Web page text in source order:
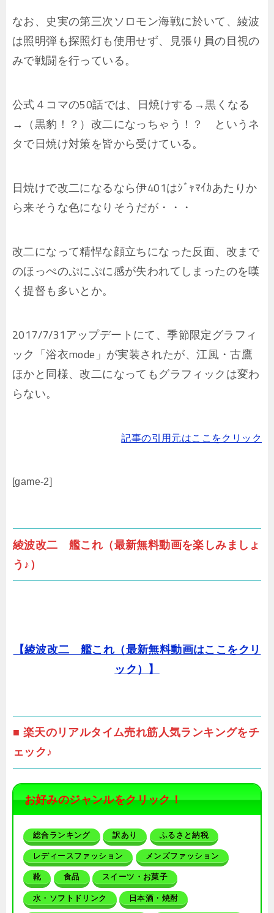
なお、史実の第三次ソロモン海戦に於いて、綾波
は照明弾も探照灯も使用せず、見張り員の目視の
みで戦闘を行っている。
公式４コマの50話では、日焼けする→黒くなる
→（黒豹！？）改二になっちゃう！？ というネ
タで日焼け対策を皆から受けている。
日焼けで改二になるなら伊401はｼﾞｬﾏｲｶあたりか
ら来そうな色になりそうだが・・・
改二になって精悍な顔立ちになった反面、改まで
のほっぺのぷにぷに感が失われてしまったのを嘆
く提督も多いとか。
2017/7/31アップデートにて、季節限定グラフィ
ック「浴衣mode」が実装されたが、江風・古鷹
ほかと同様、改二になってもグラフィックは変わ
らない。
記事の引用元はここをクリック
[game-2]
綾波改二 艦これ（最新無料動画を楽しみましょ
う♪）
【綾波改二 艦これ（最新無料動画はここをクリ
ック）】
■ 楽天のリアルタイム売れ筋人気ランキングをチ
ェック♪
お好みのジャンルをクリック！
総合ランキング 訳あり ふるさと納税
レディースファッション メンズファッション
靴 食品 スイーツ・お菓子
水・ソフトドリンク 日本酒・焼酎